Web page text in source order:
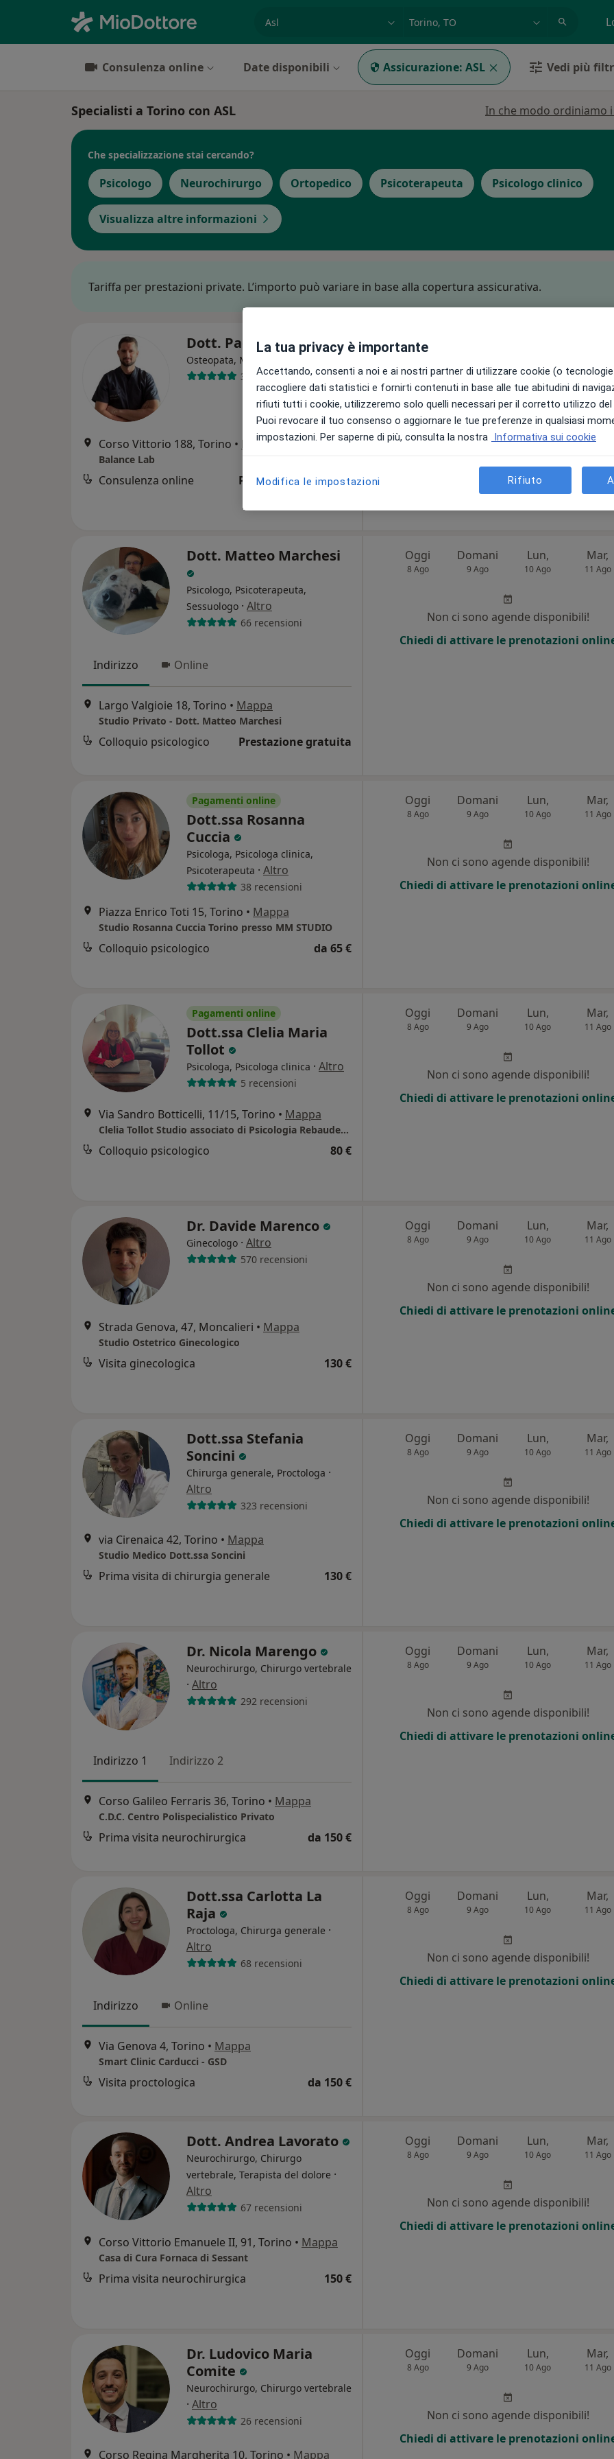
Consulenza online Date disponibili Assicurazione: ASL Vedi più
Specialisti a Torino con ASL In che modo ordiniamo
Che specializzazione stai cercando?
Psicologo Neurochirurgo Ortopedico Psicoterapeuta Psicologo clinico
Visualizza altre informazioni
Tariffa per prestazioni private. L’importo può variare in base alla copertura assicurativa.
Dott. Paolo Scaravelli
Osteopata, Massoterapista Altro
31 recensioni
Corso Vittorio 188, Torino • Mappa
Balance Lab
Consulenza online Prestazione gratuita
Oggi
Non ci sono agende disponibili!
Chiedi di attivare le prenotazioni
Dott. Matteo Marchesi
Psicologo, Psicoterapeuta,
Sessuologo · Altro
66 recensioni
Indirizzo Online
Largo Valgioie 18, Torino • Mappa
Studio Privato - Dott. Matteo Marchesi
Colloquio psicologico Prestazione gratuita
Oggi
8 Ago
Domani
9 Ago
Lun,
10 Ago
Mar,
11 Ago
Non ci sono agende disponibili!
Chiedi di attivare le prenotazioni
Pagamenti online
Dott.ssa Rosanna
Cuccia
Psicologa, Psicologa clinica,
Psicoterapeuta · Altro
38 recensioni
Piazza Enrico Toti 15, Torino • Mappa
Studio Rosanna Cuccia Torino presso MM STUDIO
Colloquio psicologico da 65 €
Oggi
8 Ago
Domani
9 Ago
Lun,
10 Ago
Mar,
11 Ago
Non ci sono agende disponibili!
Chiedi di attivare le prenotazioni
Pagamenti online
Dott.ssa Clelia Maria
Tollot
Psicologa, Psicologa clinica · Altro
5 recensioni
Via Sandro Botticelli, 11/15, Torino • Mappa
Clelia Tollot Studio associato di Psicologia Rebaudengo
Colloquio psicologico 80 €
Oggi
8 Ago
Domani
9 Ago
Lun,
10 Ago
Mar,
11 Ago
Non ci sono agende disponibili!
Chiedi di attivare le prenotazioni
Dr. Davide Marenco
Ginecologo · Altro
570 recensioni
Strada Genova, 47, Moncalieri • Mappa
Studio Ostetrico Ginecologico
Visita ginecologica 130 €
Oggi
8 Ago
Domani
9 Ago
Lun,
10 Ago
Mar,
11 Ago
Non ci sono agende disponibili!
Chiedi di attivare le prenotazioni
Dott.ssa Stefania
Soncini
Chirurga generale, Proctologa ·
Altro
323 recensioni
via Cirenaica 42, Torino • Mappa
Studio Medico Dott.ssa Soncini
Prima visita di chirurgia generale 130 €
Oggi
8 Ago
Domani
9 Ago
Lun,
10 Ago
Mar,
11 Ago
Non ci sono agende disponibili!
Chiedi di attivare le prenotazioni
Dr. Nicola Marengo
Neurochirurgo, Chirurgo vertebrale
· Altro
292 recensioni
Indirizzo 1 Indirizzo 2
Corso Galileo Ferraris 36, Torino • Mappa
C.D.C. Centro Polispecialistico Privato
Prima visita neurochirurgica da 150 €
Oggi
8 Ago
Domani
9 Ago
Lun,
10 Ago
Mar,
11 Ago
Non ci sono agende disponibili!
Chiedi di attivare le prenotazioni
Dott.ssa Carlotta La
Raja
Proctologa, Chirurga generale ·
Altro
68 recensioni
Indirizzo Online
Via Genova 4, Torino • Mappa
Smart Clinic Carducci - GSD
Visita proctologica da 150 €
Oggi
8 Ago
Domani
9 Ago
Lun,
10 Ago
Mar,
11 Ago
Non ci sono agende disponibili!
Chiedi di attivare le prenotazioni
Dott. Andrea Lavorato
Neurochirurgo, Chirurgo
vertebrale, Terapista del dolore ·
Altro
67 recensioni
Corso Vittorio Emanuele II, 91, Torino • Mappa
Casa di Cura Fornaca di Sessant
Prima visita neurochirurgica 150 €
Oggi
8 Ago
Domani
9 Ago
Lun,
10 Ago
Mar,
11 Ago
Non ci sono agende disponibili!
Chiedi di attivare le prenotazioni
Dr. Ludovico Maria
Comite
Neurochirurgo, Chirurgo vertebrale
· Altro
26 recensioni
Corso Regina Margherita 10, Torino • Mappa
Oggi
8 Ago
Domani
9 Ago
Lun,
10 Ago
Mar,
11 Ago
Non ci sono agende disponibili!
Chiedi di attivare le prenotazioni
La tua privacy è importante
Accettando, consenti a noi e ai nostri partner di utilizzare cookie (o
raccogliere dati statistici e fornirti contenuti in base alle tue abitudini di
rifiuti tutti i cookie, utilizzeremo solo quelli necessari per il corretto utilizzo
Puoi revocare il tuo consenso o aggiornare le tue preferenze in qualsiasi
impostazioni. Per saperne di più, consulta la nostra Informativa sui cookie
Modifica le impostazioni Rifiuto